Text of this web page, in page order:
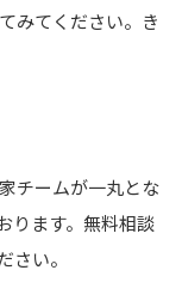
みてください。き
チームが一丸とな
ります。無料相談
さい。